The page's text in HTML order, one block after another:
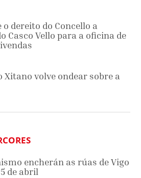
o dereito do Concello a
Casco Vello para a oficina de
Xitano volve ondear sobre a
encherán as rúas de Vigo
de abril